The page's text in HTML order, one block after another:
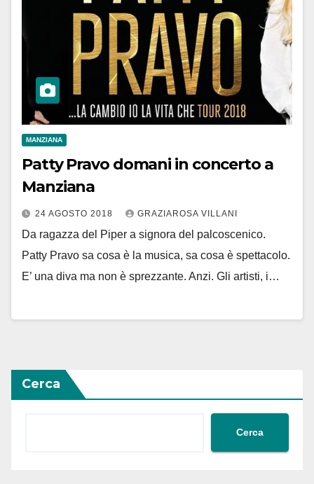
MANZIANA
Patty Pravo domani in concerto a
Manziana
24 AGOSTO 2018 GRAZIAROSA VILLANI
Da ragazza del Piper a signora del palcoscenico.
Patty Pravo sa cosa è la musica, sa cosa è spettacolo.
E’ una diva ma non è sprezzante. Anzi. Gli artisti, i…
Cerca
Cerca